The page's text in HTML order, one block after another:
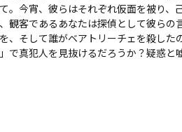
今宵、彼らはそれぞれ仮面を被り、
観客であるあなたは探偵として彼らの
、そして誰がベアトリーチェを殺した
で真犯人を見抜けるだろうか？疑惑と